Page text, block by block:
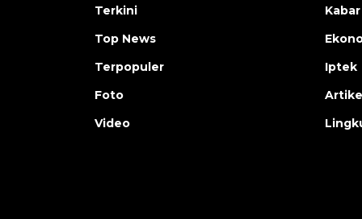
Terkini
Top News
Terpopuler
Foto
Video
Iptek